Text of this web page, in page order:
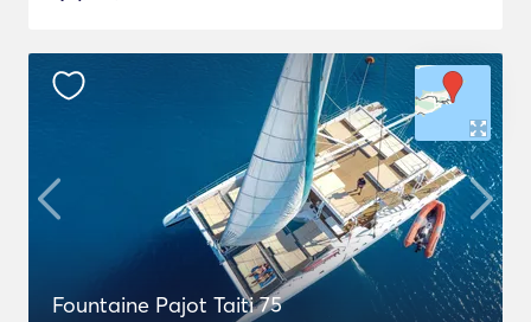
Fountaine Pajot Taiti 75